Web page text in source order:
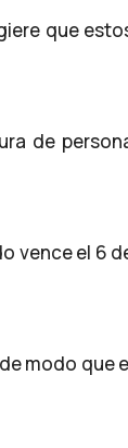
que
de
vence el 6
modo que